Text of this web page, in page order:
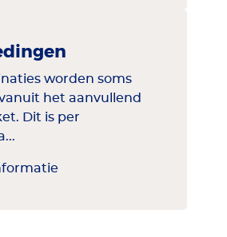
worden soms
het aanvullend
Dit is per